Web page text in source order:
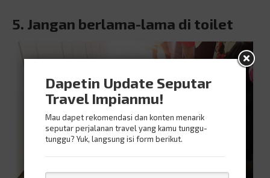
5. Jangan berlama-lama di toilet
Dapetin Update Seputar
Travel Impianmu!
Mau dapet rekomendasi dan konten menarik
seputar perjalanan travel yang kamu tunggu-
tunggu? Yuk, langsung isi form berikut.